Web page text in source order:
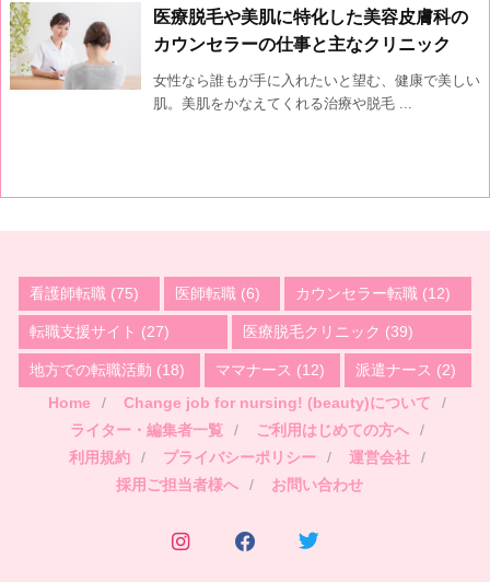
医療脱毛や美肌に特化した美容皮膚科の
カウンセラーの仕事と主なクリニック
女性なら誰もが手に入れたいと望む、健康で美しい
肌。美肌をかなえてくれる治療や脱毛 ...
カウンセラー転職 (12)
ママナース (12)
医師転職 (6)
医療脱毛クリニック (39)
地方での転職活動 (18) 派遣ナース (2)
看護師転職 (75)
転職支援サイト (27)
Home
Change job for nursing! (beauty)について
ライター・編集者一覧
ご利用はじめての方へ
利用規約
プライバシーポリシー
運営会社
採用ご担当者様へ
お問い合わせ